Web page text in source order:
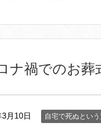
ナ禍でのお葬
月10日 自宅で死ぬとい